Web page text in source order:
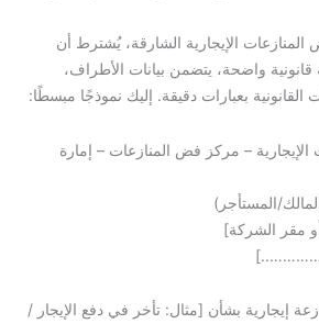
الإيجارية الشارقة، يُشترط أن
واضحة، يتضمن بيانات الأطراف،
القانونية بعبارات دقيقة. إليك نموذجًا مبسطًا:
– مركز فض المنازعات – إمارة
المستأجر)
مقر الشركة]
إيجارية بشأن [مثال: تأخر في دفع الإيجار /